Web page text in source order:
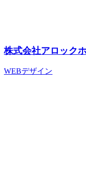
株式会社アロック
WEBデザイン